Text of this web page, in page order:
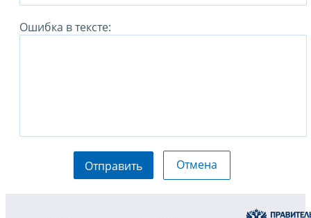
Ошибка в тексте:
Отправить Отмена